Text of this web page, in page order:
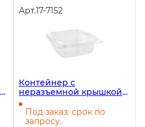
Арт.17-7152
Контейнер с
неразъемной крышкой
750 мл, 168х168х60 мм,
ПР-СК-РГ-750, ПЭТ,
ЭКОНОМ, 200 штук
Под заказ: срок по
запросу.